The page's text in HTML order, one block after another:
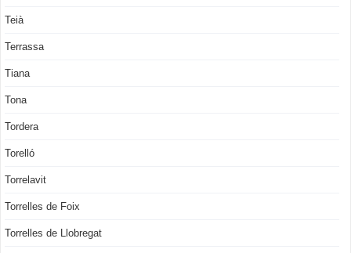
Teià
Terrassa
Tiana
Tona
Tordera
Torelló
Torrelavit
Torrelles de Foix
Torrelles de Llobregat